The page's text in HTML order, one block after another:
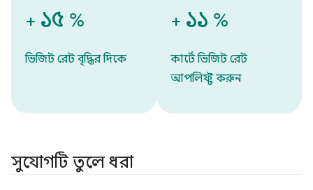
+ ১৫ %
ভিজিট রেট বৃদ্ধির দিকে
+ ১১ %
কার্টে ভিজিট রেট
আপলিফ্ট করুন
সুযোগটি তুলে ধরা